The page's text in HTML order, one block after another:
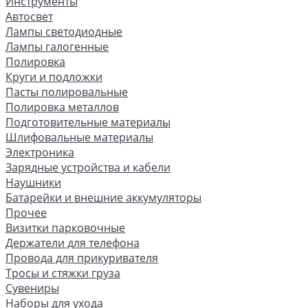
Автосвет
Лампы светодиодные
Лампы галогенные
Полировка
Круги и подложки
Пасты полировальные
Полировка металлов
Подготовительные материалы
Шлифовальные материалы
Электроника
Зарядные устройства и кабели
Наушники
Батарейки и внешние аккумуляторы
Прочее
Визитки парковочные
Держатели для телефона
Провода для прикуривателя
Тросы и стяжки груза
Сувениры
Наборы для ухода